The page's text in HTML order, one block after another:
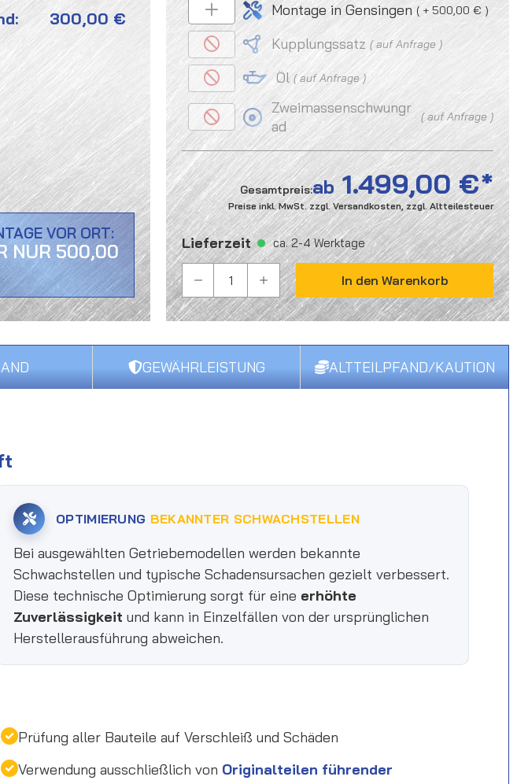
300,00 €
VOR ORT:
NUR 500,00
Gesamtpreis:ab 1.499,00 €
Preise inkl. MwSt. zzgl. Versandkosten, zzgl. Altteilesteuer
Lieferzeit ca. 2-4 Werktage
Montage in Gensingen + 500,00 €
Kupplungssatz auf Anfrage
Öl auf Anfrage
Zweimassenschwungr
ad
auf Anfrage
PRODUKT ANZAHL: GIB DEN GEWÜNSCHTEN
In den Warenkorb
GEWÄHRLEISTUNG ALTTEILPFAND/KAUTION
OPTIMIERUNG BEKANNTER SCHWACHSTELLEN
Bei ausgewählten Getriebemodellen werden bekannte
Schwachstellen und typische Schadensursachen gezielt verbessert.
Diese technische Optimierung sorgt für eine erhöhte
Zuverlässigkeit und kann in Einzelfällen von der ursprünglichen
Herstellerausführung abweichen.
Prüfung aller Bauteile auf Verschleiß und Schäden
Verwendung ausschließlich von Originalteilen führender